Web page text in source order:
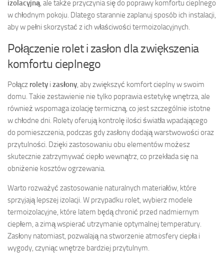
izolacyjną , ale także przyczynia się do poprawy komfortu cieplnego
w chłodnym pokoju. Dlatego starannie zaplanuj sposób ich instalacji,
aby w pełni skorzystać z ich właściwości termoizolacyjnych.
Połączenie rolet i zasłon dla zwiększenia
komfortu cieplnego
Połącz rolety i zasłony , aby zwiększyć komfort cieplny w swoim
domu. Takie zestawienie nie tylko poprawia estetykę wnętrza, ale
również wspomaga izolację termiczną, co jest szczególnie istotne
w chłodne dni. Rolety oferują kontrolę ilości światła wpadającego
do pomieszczenia, podczas gdy zasłony dodają warstwowości oraz
przytulności. Dzięki zastosowaniu obu elementów możesz
skutecznie zatrzymywać ciepło wewnątrz, co przekłada się na
obniżenie kosztów ogrzewania.
Warto rozważyć zastosowanie naturalnych materiałów, które
sprzyjają lepszej izolacji. W przypadku rolet, wybierz modele
termoizolacyjne, które latem będą chronić przed nadmiernym
ciepłem, a zimą wspierać utrzymanie optymalnej temperatury.
Zasłony natomiast, pozwalają na stworzenie atmosfery ciepła i
wygody, czyniąc wnętrze bardziej przytulnym.